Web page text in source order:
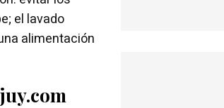
el lavado
alimentación